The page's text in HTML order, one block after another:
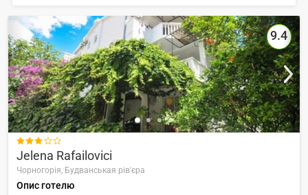
скористатись зручним пошуком по сайту, також на
Farvater Travel ви знайдете безліч фото готелів та
відгуків про кращі готелі Рафаїловичі
ЗГОРНУТИ
9.4

Jelena Rafailovici
Чорногорія, Будванськая рів'єра
Опис готелю